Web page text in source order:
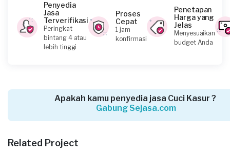
Bima Mahesa requested Cuci Kasur
23 hari yang lalu
Depok, Jawa Barat
Bogor Kabupaten, Jawa Barat
Penyedia
Jasa
Terverifikasi
Peringkat
bintang 4 atau
lebih tinggi
Proses
Cepat
1 jam
konfirmasi
Penetapan
Harga yang
Jelas
Menyesuaikan
budget Anda
Apakah kamu penyedia jasa Cuci Kasur ?
Gabung Sejasa.com
Related Project